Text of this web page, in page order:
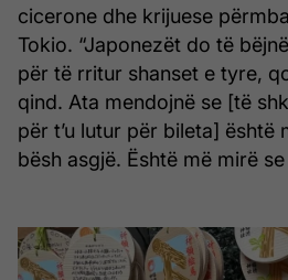
cicerone dhe krijuese
Tokio. “Japonezët do të
për të rritur shanset e tyre,
qind. Ata mendojnë se [të
për t’u lutur për bileta] është
bësh asgjë. Është më mirë se